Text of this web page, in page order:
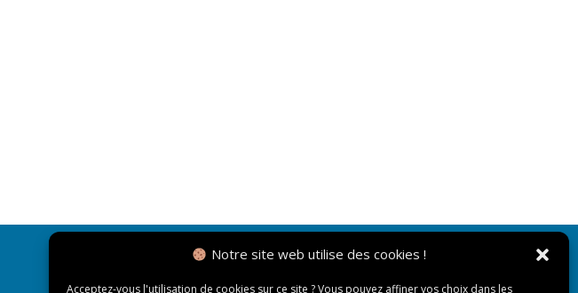
Notre site web utilise des cookies !
Acceptez-vous l'utilisation de cookies sur ce site ? Vous pouvez affiner vos choix dans les
NOUS CONTACTER